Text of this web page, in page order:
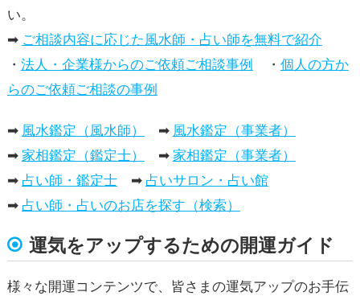
い。
➡ ご相談内容に応じた風水師・占い師を無料で紹介
・ 法人・企業様からのご依頼ご相談事例 ・ 個人の方か
らのご依頼ご相談の事例
➡ 風水鑑定（風水師） ➡ 風水鑑定（事業者）
➡ 家相鑑定（鑑定士） ➡ 家相鑑定（事業者）
➡ 占い師・鑑定士➡ 占いサロン・占い館
➡ 占い師・占いのお店を探す（検索）
運気をアップするための開運ガイド
様々な開運コンテンツで、皆さまの運気アップのお手伝